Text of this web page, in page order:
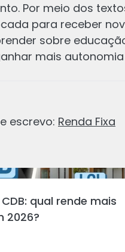
Por meio dos
para receber
sobre
mais
escrevo: Renda Fixa
CDB: qual rende mais
2026?